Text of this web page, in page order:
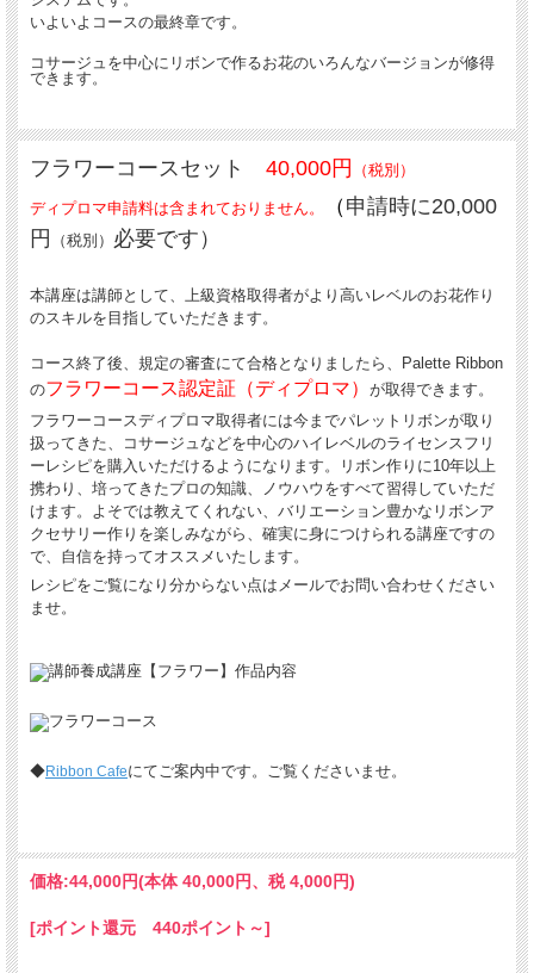
いよいよコースの最終章です。
コサージュを中心にリボンで作るお花のいろんなバージョンが修得
できます。
フラワーコースセット 40,000円 （税別）
ディプロマ申請料は含まれておりません。 （ 申請時に20,000
円
（税別） 必要です）
本講座は講師として、上級資格取得者がより高いレベルのお花作り
のスキルを目指していただきます。
コース終了後、規定の審査にて合格となりましたら、Palette Ribbon
のフラワーコース認定証（ディプロマ） が取得できます。
フラワーコースディプロマ取得者には今までパレットリボンが取り
扱ってきた、コサージュなどを中心のハイレベルのライセンスフリ
ーレシピを購入いただけるようになります。リボン作りに10年以上
携わり、培ってきたプロの知識、ノウハウをすべて習得していただ
けます。よそでは教えてくれない、バリエーション豊かなリボンア
クセサリー作りを楽しみながら、確実に身につけられる講座ですの
で、自信を持ってオススメいたします。
レシピをご覧になり分からない点はメールでお問い合わせください
ませ。
◆Ribbon Cafeにてご案内中です。ご覧くださいませ。
価格:44,000円(本体 40,000円、税 4,000円)
[ポイント還元 440ポイント～]